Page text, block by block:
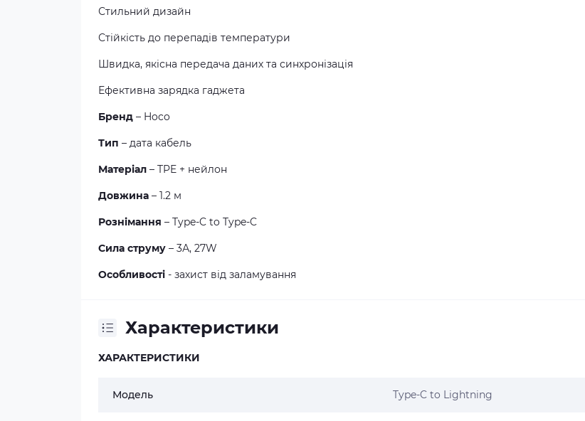
Стильний дизайн
Стійкість до перепадів температури
Швидка, якісна передача даних та синхронізація
Ефективна зарядка гаджета
Бренд – Hoco
Тип – дата кабель
Матеріал – TPE + нейлон
Довжина – 1.2 м
Рознімання – Type-C to Type-C
Сила струму – 3А, 27W
Особливості - захист від заламування
Характеристики
ХАРАКТЕРИСТИКИ
Модель Type-C to Lightning